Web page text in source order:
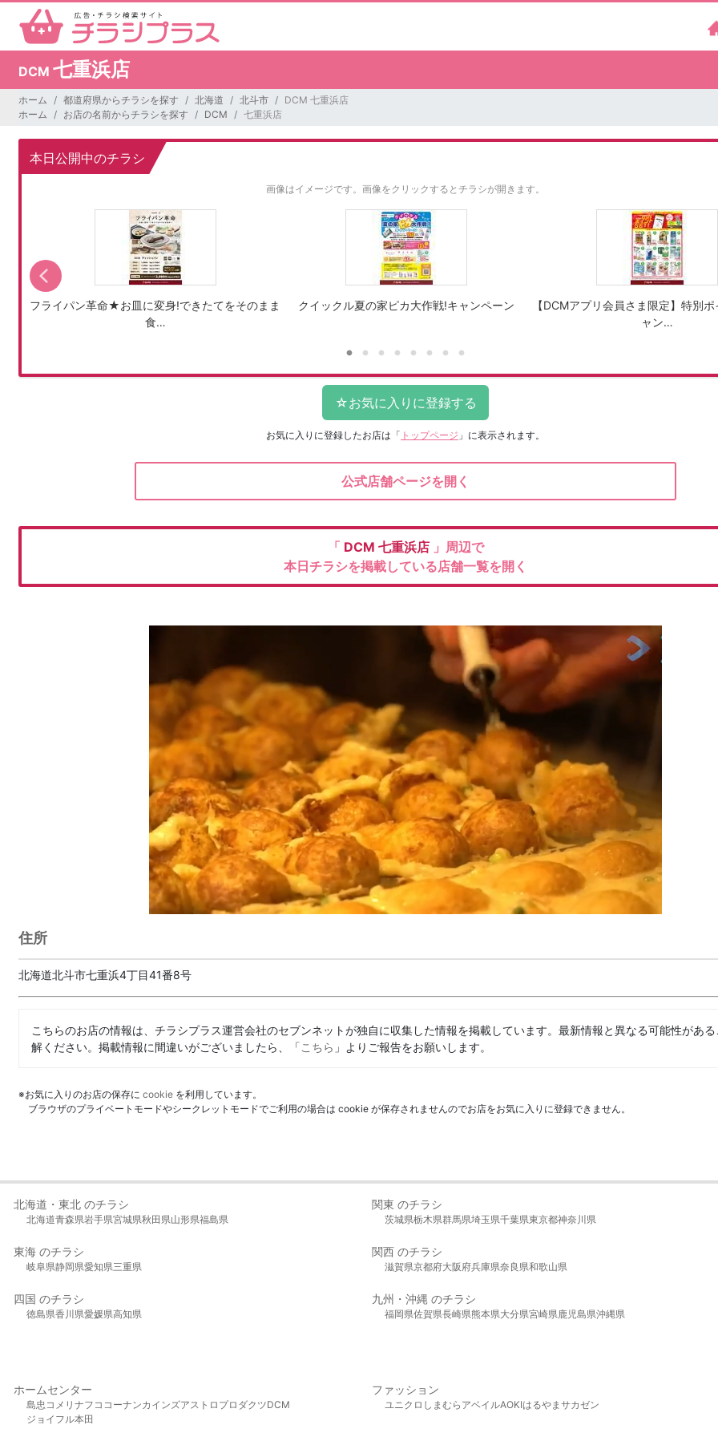
DCM 七重浜店
ホーム 都道府県からチラシを探す 北海道 北斗市
DCM 七重浜店
ホーム
お店の名前からチラシを探す DCM 七重浜店
本日公開中のチラシ
画像はイメージです。 画像をクリックするとチラシが開きます。
フライパン革命★お皿に変身!できたてをそのまま
食…
クイックル夏の家ピカ大作戦!キャンペーン
【DCMアプリ会員さま限定】特別
ャン…
お気に入りに登録したお店は 「 トップページ 」に表示されます。
公式店舗ページを開く
「 DCM 七重浜店 」周辺で
本日チラシを掲載している店舗一覧を開く
住所
北海道北斗市七重浜4丁目41番8号
こちらのお店の情報は、チラシプラス運営会社のセブンネットが独自に収集した情報を掲載しています。最新情報と異なる可能性があ
解ください。掲載情報に間違いがございましたら、「こちら 」よりご報告をお願いします。
※お気に入りのお店の保存に cookie を利用しています。
ブラウザのプライベートモードやシークレットモードでご利用の場合は cookie が保存されませんのでお店をお気に入りに登録できません。
北海道・東北 のチラシ
北海道青森県岩手県宮城県秋田県山形県福島県
関東 のチラシ
茨城県栃木県群馬県埼玉県千葉県東京都神奈川県
東海 のチラシ
岐阜県静岡県愛知県三重県
関西 のチラシ
滋賀県京都府大阪府兵庫県奈良県和歌山県
四国 のチラシ
徳島県香川県愛媛県高知県
九州・沖縄 のチラシ
福岡県佐賀県長崎県熊本県大分県宮崎県鹿児島県沖縄県
ホームセンター
島忠 コメリ ナフコ コーナンカインズアストロプロダクツDCM
ジョイフル本田
ファッション
ユニクロ しまむら アベイルAOKIはるやま サカゼン